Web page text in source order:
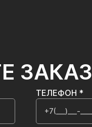
ЗАКАЗ
ТЕЛЕФОН *